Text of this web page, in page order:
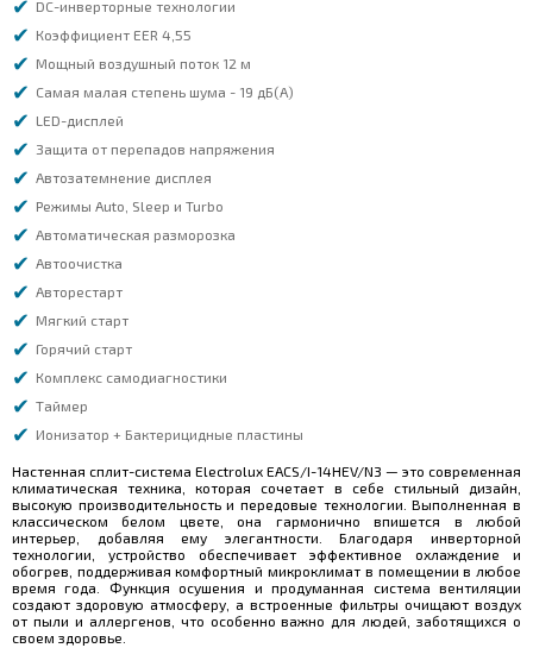
DC-инверторные технологии
Коэффициент EER 4,55
Мощный воздушный поток 12 м
Самая малая степень шума - 19 дБ(А)
LED-дисплей
Защита от перепадов напряжения
Автозатемнение дисплея
Режимы Auto, Sleep и Turbo
Автоматическая разморозка
Автоочистка
Авторестарт
Мягкий старт
Горячий старт
Комплекс самодиагностики
Таймер
Ионизатор + Бактерицидные пластины
Настенная сплит-система Electrolux EACS/I-14HEV/N3 — это современная
климатическая техника, которая сочетает в себе стильный дизайн,
высокую производительность и передовые технологии. Выполненная в
классическом белом цвете, она гармонично впишется в любой
интерьер, добавляя ему элегантности. Благодаря инверторной
технологии, устройство обеспечивает эффективное охлаждение и
обогрев, поддерживая комфортный микроклимат в помещении в любое
время года. Функция осушения и продуманная система вентиляции
создают здоровую атмосферу, а встроенные фильтры очищают воздух
от пыли и аллергенов, что особенно важно для людей, заботящихся о
своем здоровье.